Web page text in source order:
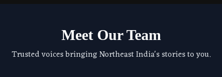
Meet Our Team
Trusted voices bringing Northeast India's stories to you.